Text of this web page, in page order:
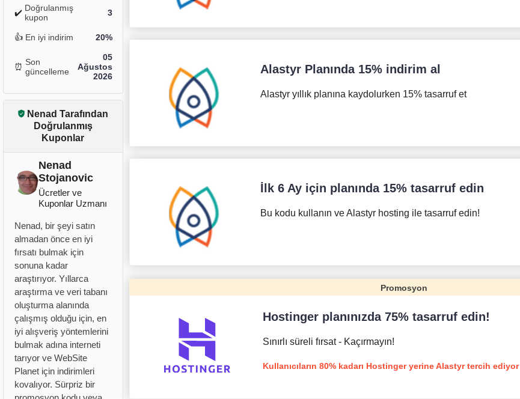
✔️ Doğrulanmış
kupon
3
👍 En iyi indirim 20%
⏰ Son
güncelleme
05
Ağustos
2026
Nenad Tarafından
Doğrulanmış
Kuponlar
Nenad
Stojanovic
Ücretler ve
Kuponlar Uzmanı
Nenad, bir şeyi satın
almadan önce en iyi
fırsatı bulmak için
sonuna kadar
araştırıyor. Yıllarca
araştırma ve veri tabanı
oluşturma alanında
çalışmış olduğu için, en
iyi alışveriş yöntemlerini
bulmak adına interneti
tarıyor ve WebSite
Planet için indirimleri
kovalıyor. Sürpriz bir
Alastyr Planında 15% indirim al
Alastyr yıllık planına kaydolurken 15% tasarruf et
İlk 6 Ay için planında 15% tasarruf edin
Bu kodu kullanın ve Alastyr hosting ile tasarruf edin!
Promosyon
Hostinger planınızda 75% tasarruf edin!
Sınırlı süreli fırsat - Kaçırmayın!
Kullanıcıların 80% kadarı Hostinger yerine Alastyr tercih ediyor